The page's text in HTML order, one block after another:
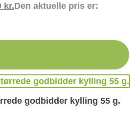
kr.Den aktuelle pris er:
godbidder kylling 55 g.